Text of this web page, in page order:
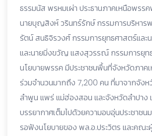
ธรรมนัส พรหมเผ่า ประธานภาคเหนือพรร
นายบุญสิงห์ วรินทร์รักษ์ กรรมการบริหาร
รัตน์ สนธิจิรวงศ์ กรรมการยุทธศาสตร์และ
และนายมิ่งขวัญ แสงสุวรรณ์ กรรมการยุท
นโยบายพรรค มีประชาชนพื้นที่จังหวัดภาค
ร่วมจำนวนมากถึง 7,200 คน ที่มาจากจังห
ลำพูน แพร่ แม่ฮ่องสอน และจังหวัดลำปาง
บรรยากาศเต็มไปด้วยความอบอุ่นประชาชน
รอฟังนโยบายของ พล.อ.ประวิตร และคณะ